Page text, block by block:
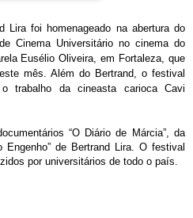
Lira foi homenageado na abertura do
Cinema Universitário no cinema do
Eusélio Oliveira, em Fortaleza, que
mês. Além do Bertrand, o festival
o trabalho da cineasta carioca Cavi
“O Diário de Márcia”, da
de Bertrand Lira. O festival
por universitários de todo o país.